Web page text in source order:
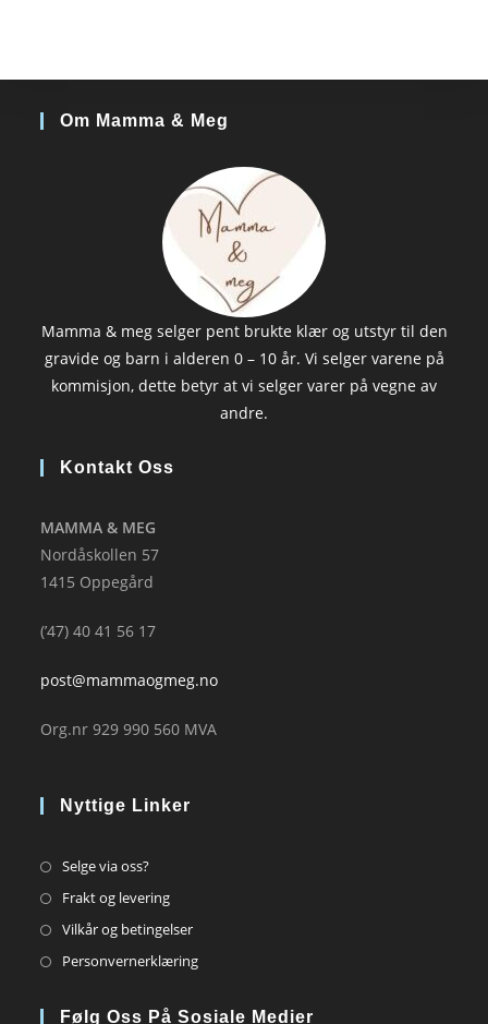
Om Mamma & Meg
Mamma & meg selger pent brukte klær og utstyr til den
gravide og barn i alderen 0 – 10 år. Vi selger varene på
kommisjon, dette betyr at vi selger varer på vegne av
andre.
Kontakt Oss
MAMMA & MEG
Nordåskollen 57
1415 Oppegård
(’47) 40 41 56 17
post@mammaogmeg.no
Org.nr 929 990 560 MVA
Nyttige Linker
Selge via oss?Opens
in
tab
Frakt og leveringOpens
in
tab
Vilkår og betingelserOpens
in
new
PersonvernerklæringOpens
a
Følg Oss På Sosiale Medier